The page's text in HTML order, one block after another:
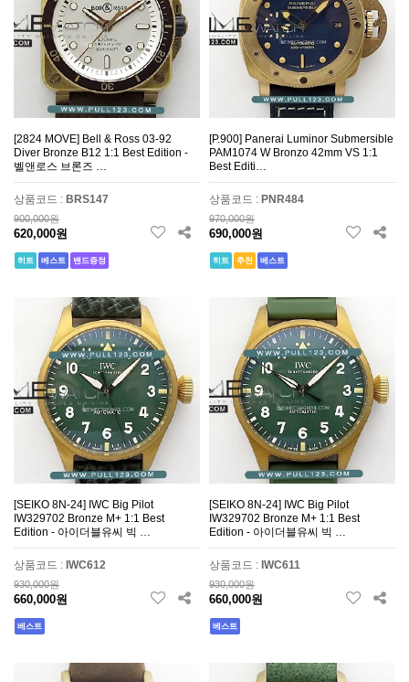
[2824 MOVE] Bell & Ross 03-92
Diver Bronze B12 1:1 Best Edition -
벨앤로스 브론즈 …
상품코드 : BRS147
900,000원
620,000원
히트 베스트 밴드증정
[P.900] Panerai Luminor Submersible
PAM1074 W Bronzo 42mm VS 1:1
Best Editi…
상품코드 : PNR484
970,000원
690,000원
히트 추천 베스트
[SEIKO 8N-24] IWC Big Pilot
IW329702 Bronze M+ 1:1 Best
Edition - 아이더블유씨 빅 …
상품코드 : IWC612
930,000원
660,000원
베스트
[SEIKO 8N-24] IWC Big Pilot
IW329702 Bronze M+ 1:1 Best
Edition - 아이더블유씨 빅 …
상품코드 : IWC611
930,000원
660,000원
베스트